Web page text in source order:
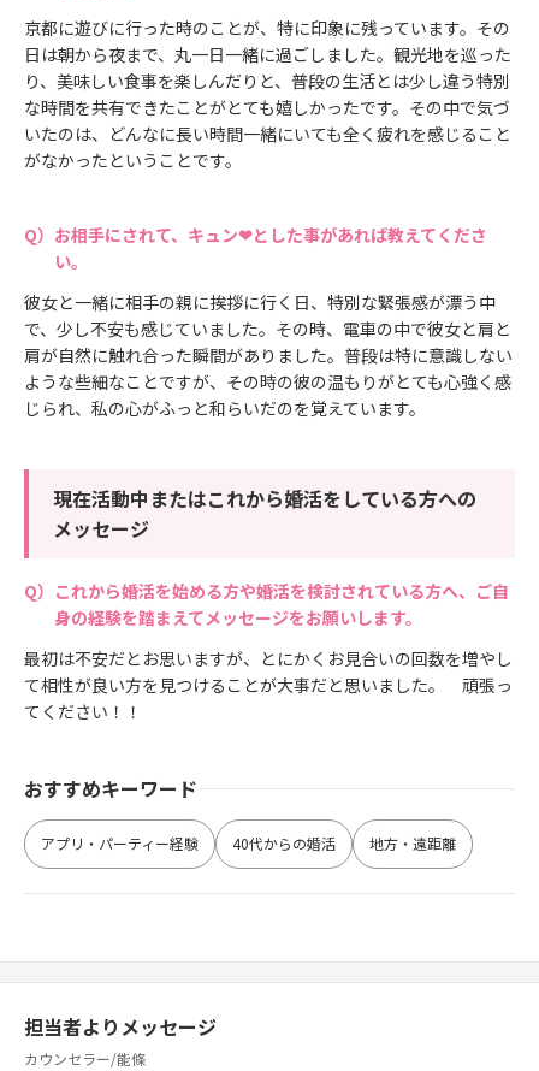
京都に遊びに行った時のことが、特に印象に残っています。その
日は朝から夜まで、丸一日一緒に過ごしました。観光地を巡った
り、美味しい食事を楽しんだりと、普段の生活とは少し違う特別
な時間を共有できたことがとても嬉しかったです。その中で気づ
いたのは、どんなに長い時間一緒にいても全く疲れを感じること
がなかったということです。
お相手にされて、キュン❤とした事があれば教えてくださ
い。
彼女と一緒に相手の親に挨拶に行く日、特別な緊張感が漂う中
で、少し不安も感じていました。その時、電車の中で彼女と肩と
肩が自然に触れ合った瞬間がありました。普段は特に意識しない
ような些細なことですが、その時の彼の温もりがとても心強く感
じられ、私の心がふっと和らいだのを覚えています。
現在活動中またはこれから婚活をしている方への
メッセージ
これから婚活を始める方や婚活を検討されている方へ、ご自
身の経験を踏まえてメッセージをお願いします。
最初は不安だとお思いますが、とにかくお見合いの回数を増やし
て相性が良い方を見つけることが大事だと思いました。 頑張っ
てください！！
おすすめキーワード
アプリ・パーティー経験 40代からの婚活 地方・遠距離
担当者よりメッセージ
カウンセラー/能條